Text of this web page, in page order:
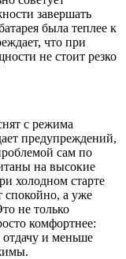
завершать
была теплее к
что при
не стоит резко
с режима
предупреждений,
сам по
на высокие
холодном старте
спокойно, а уже
не только
комфортнее:
и меньше